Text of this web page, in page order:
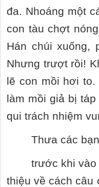
đa. Nhoáng một
con tàu chợt
Hán chúi xuống,
Nhưng trượt rồi!
lẽ con mồi hơi
làm mồi giả bị
qui trách nhiệm
Thưa các
trước khi vào
thiệu về cách câu